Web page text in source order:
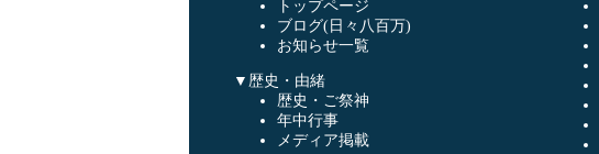
トップページ
ブログ(日々八百万)
お知らせ一覧
▼歴史・由緒
歴史・ご祭神
年中行事
メディア掲載